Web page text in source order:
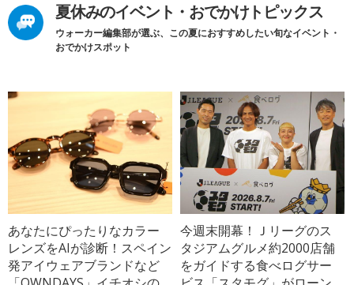
夏休みのイベント・おでかけトピックス
ウォーカー編集部が選ぶ、この夏におすすめしたい旬なイベント・
おでかけスポット
あなたにぴったりなカラー
レンズをAIが診断！スペイン
発アイウェアブランドなど
今週末開幕！Ｊリーグのス
タジアムグルメ約2000店舗
をガイドする食べログサー